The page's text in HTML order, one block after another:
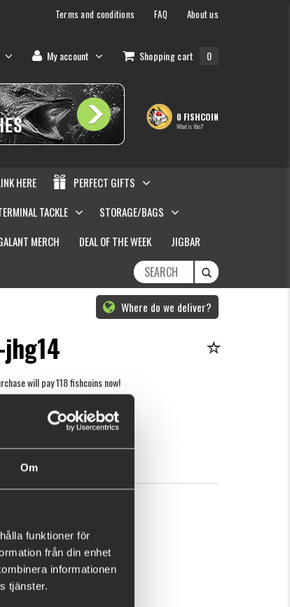
Om
funktioner för
från din enhet
informationen
tjänster.
Terms and conditions FAQ About us
My account Shopping cart 0
0 FISHCOIN
What is this?
HERE
PERFECT GIFTS
TACKLE
STORAGE/BAGS
MERCH DEAL OF THE WEEK
JIGBAR
Where do we deliver?
jhg14
will pay 118 fishcoins now!
is this?
BUY
OK